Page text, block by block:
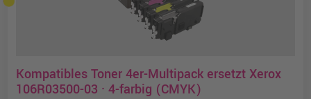
Kompatibles Toner 4er-Multipack ersetzt Xerox
106R03500-03 · 4-farbig (CMYK)